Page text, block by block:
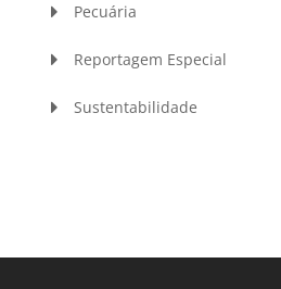
Pecuária
Reportagem Especial
Sustentabilidade